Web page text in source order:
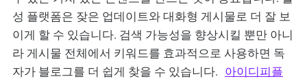
성 플랫폼은 잦은 업데이트와 대화형 게시물로 더 잘 보
이게 할 수 있습니다. 검색 가능성을 향상시킬 뿐만 아니
라 게시물 전체에서 키워드를 효과적으로 사용하면 독
자가 블로그를 더 쉽게 찾을 수 있습니다. 아이디피플